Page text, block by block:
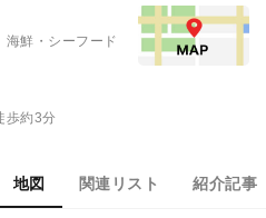
海鮮・シーフード
歩約3分
地図 関連リスト 紹介記事